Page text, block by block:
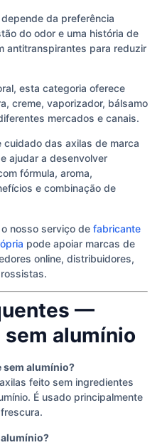
da preferência
do odor e uma história de
antitranspirantes para reduzir
esta categoria oferece
creme, vaporizador, bálsamo
mercados e canais.
cuidado das axilas de marca
ajudar a desenvolver
fórmula, aroma,
e combinação de
nosso serviço de fabricante
pode apoiar marcas de
online, distribuidores,
—
alumínio
sem alumínio?
feito sem ingredientes
É usado principalmente
alumínio?